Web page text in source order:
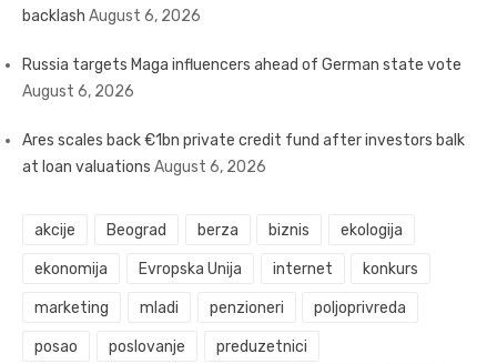
backlash August 6, 2026
Russia targets Maga influencers ahead of German state vote
August 6, 2026
Ares scales back €1bn private credit fund after investors balk
at loan valuations August 6, 2026
akcije Beograd berza biznis ekologija
ekonomija Evropska Unija internet konkurs
marketing mladi penzioneri poljoprivreda
posao poslovanje preduzetnici